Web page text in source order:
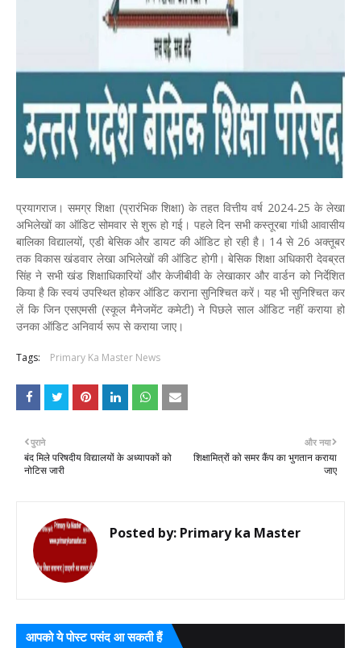
प्रयागराज। समग्र शिक्षा (प्रारंभिक शिक्षा) के तहत वित्तीय वर्ष 2024-25 के लेखा
अभिलेखों का ऑडिट सोमवार से शुरू हो गई। पहले दिन सभी कस्तूरबा गांधी आवासीय
बालिका विद्यालयों, एडी बेसिक और डायट की ऑडिट हो रही है। 14 से 26 अक्तूबर
तक विकास खंडवार लेखा अभिलेखों की ऑडिट होगी। बेसिक शिक्षा अधिकारी देवब्रत
सिंह ने सभी खंड शिक्षाधिकारियों और केजीबीवी के लेखाकार और वार्डन को निर्देशित
किया है कि स्वयं उपस्थित होकर ऑडिट कराना सुनिश्चित करें। यह भी सुनिश्चित कर
लें कि जिन एसएमसी (स्कूल मैनेजमेंट कमेटी) ने पिछले साल ऑडिट नहीं कराया हो
उनका ऑडिट अनिवार्य रूप से कराया जाए।
Tags: Primary Ka Master News
और नया
शिक्षामित्रों को समर कैंप का भुगतान कराया
जाए
पुराने
बंद मिले परिषदीय विद्यालयों के अध्यापकों को
नोटिस जारी
Posted by: Primary ka Master
आपको ये पोस्ट पसंद आ सकती हैं